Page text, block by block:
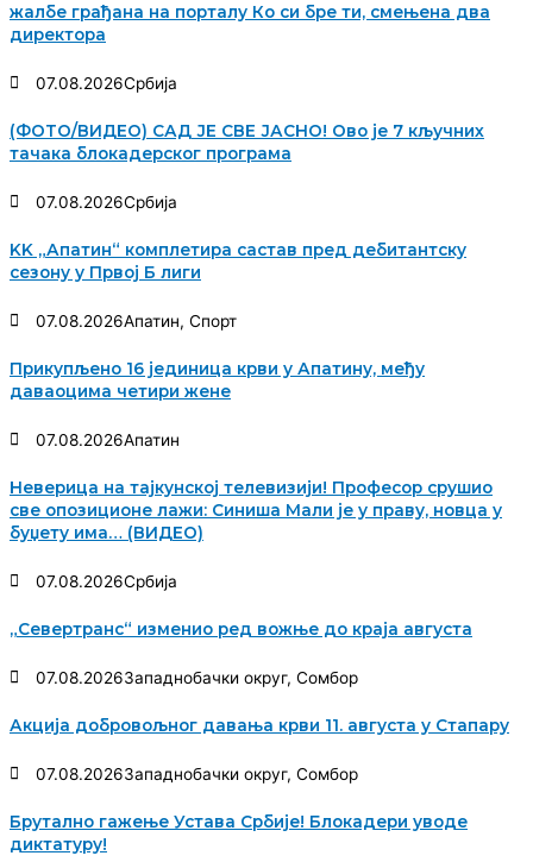
жалбе грађана на порталу Ко си бре ти, смењена два
директора
07.08.2026Србија
(ФОТО/ВИДЕО) САД ЈЕ СВЕ ЈАСНО! Ово је 7 кључних
тачака блокадерског програма
07.08.2026Србија
KK „Апатин“ комплетира састав пред дебитантску
сезону у Првој Б лиги
07.08.2026Апатин,Спорт
Прикупљено 16 јединица крви у Апатину, међу
даваоцима четири жене
07.08.2026Апатин
Неверица на тајкунској телевизији! Професор срушио
све опозиционе лажи: Синиша Мали је у праву, новца у
буџету има… (ВИДЕО)
07.08.2026Србија
„Севертранс“ изменио ред вожње до краја августа
07.08.2026Западнобачки округ,Сомбор
Акција добровољног давања крви 11. августа у Стапару
07.08.2026Западнобачки округ,Сомбор
Брутално гажење Устава Србије! Блокадери уводе
диктатуру!